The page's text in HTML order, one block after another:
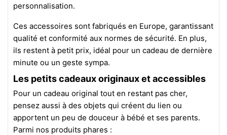
personnalisation.
Ces accessoires sont fabriqués en Europe, garantissant
qualité et conformité aux normes de sécurité. En plus,
ils restent à petit prix, idéal pour un cadeau de dernière
minute ou un geste sympa.
Les petits cadeaux originaux et accessibles
Pour un cadeau original tout en restant pas cher,
pensez aussi à des objets qui créent du lien ou
apportent un peu de douceur à bébé et ses parents.
Parmi nos produits phares :